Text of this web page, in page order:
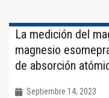
La medición del
magnesio
de absorción
Septiembre 14, 2023